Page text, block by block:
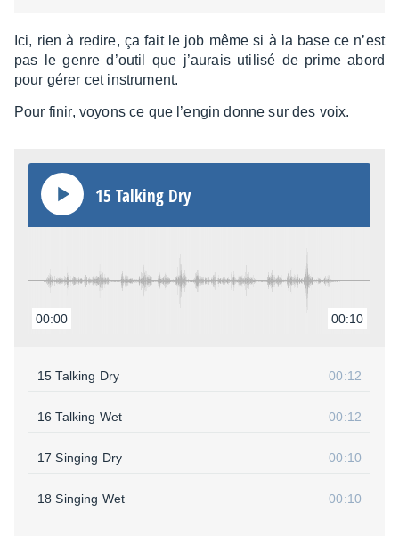
Ici, rien à redire, ça fait le job même si à la base ce n’est
pas le genre d’ou­til que j’au­rais utilisé de prime abord
pour gérer cet instru­ment.
Pour finir, voyons ce que l’en­gin donne sur des voix.
15 Talking Dry
00:00 00:10
15 Talking Dry 00:12
16 Talking Wet 00:12
17 Singing Dry 00:10
18 Singing Wet 00:10